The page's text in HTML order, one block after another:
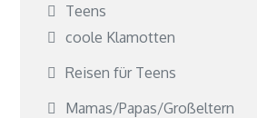
Teens
coole Klamotten
Reisen für Teens
Mamas/Papas/Großeltern